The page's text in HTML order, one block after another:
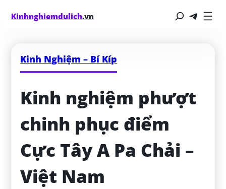
Kinhnghiemdulich.vn
Kinh Nghiệm – Bí Kíp
Kinh nghiệm phượt
chinh phục điểm
Cực Tây A Pa Chải –
Việt Nam